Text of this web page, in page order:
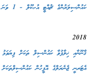
ކައުންސިލަރުންގެ ޗުއްޓީ އުޞޫލް - 1 ވަނަ އިޞްލާޙް
2018
ޤާނޫނާއި ޚިލާފުވާ ކައުންސިލް ތަކަށް
އެޓަރނީ ޖެނެރަލްގެ އޮފީހުން